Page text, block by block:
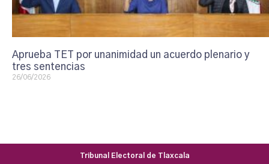
Aprueba TET por unanimidad un acuerdo plenario y
tres sentencias
26/06/2026
Tribunal Electoral de Tlaxcala